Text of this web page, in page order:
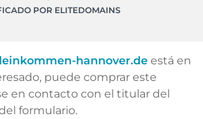
POR ELITEDOMAINS
hannover.de está en
puede comprar este
en contacto con el titular del
formulario.